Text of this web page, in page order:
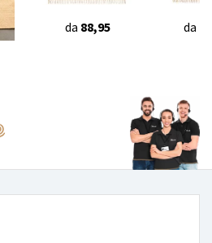
da 88,95 da